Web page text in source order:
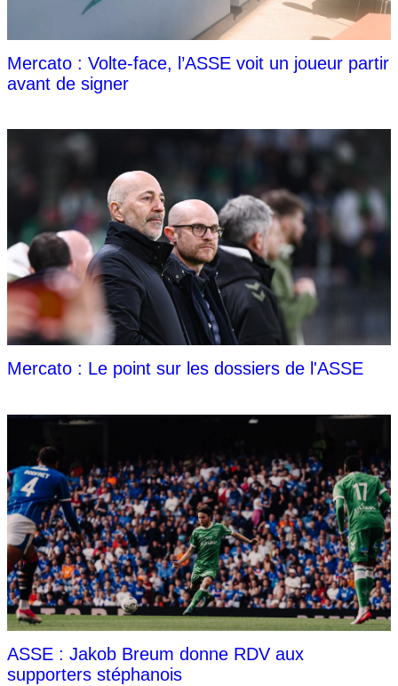
Mercato : Volte-face, l’ASSE voit un joueur partir
avant de signer
Mercato : Le point sur les dossiers de l'ASSE
ASSE : Jakob Breum donne RDV aux
supporters stéphanois